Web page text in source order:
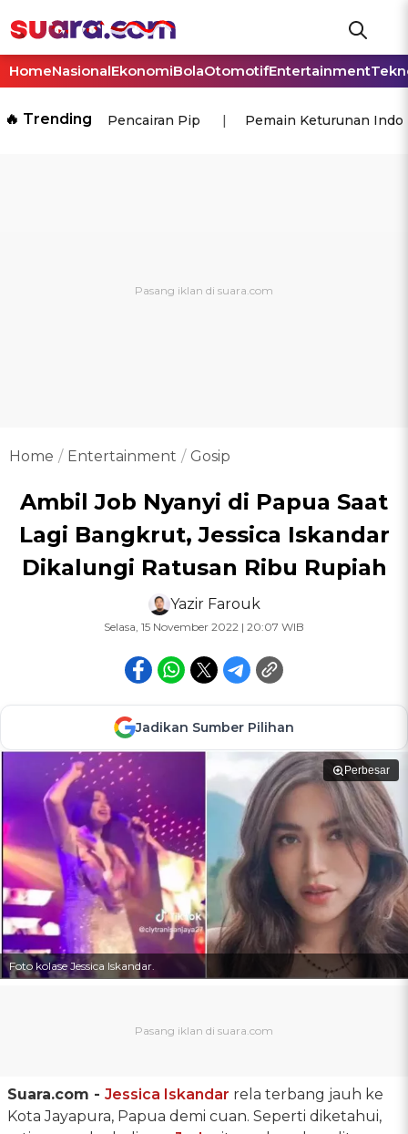
HomeNasionalEkonomiBolaOtomotifEntertainment
🔥 Trending Pencairan Pip Pemain Keturunan
Home Entertainment Gosip
Ambil Job Nyanyi di Papua Saat
Lagi Bangkrut, Jessica Iskandar
Dikalungi Ratusan Ribu Rupiah
Yazir Farouk
Selasa, 15 November 2022 | 20:07 WIB
Jadikan Sumber Pilihan
Perbesar
Foto kolase Jessica Iskandar.
Suara.com - Jessica Iskandar rela terbang jauh ke
Kota Jayapura, Papua demi cuan. Seperti diketahui,